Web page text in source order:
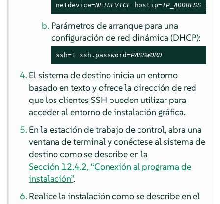
netdevice=NETDEVICE hostip=IP_ADDRESS
Parámetros de arranque para una
configuración de red dinámica (DHCP):
ssh=1 ssh.password=PASSWORD
El sistema de destino inicia un entorno
basado en texto y ofrece la dirección de red
que los clientes SSH pueden utilizar para
acceder al entorno de instalación gráfica.
En la estación de trabajo de control, abra una
ventana de terminal y conéctese al sistema de
destino como se describe en la
Sección 12.4.2, “Conexión al programa de
instalación”.
Realice la instalación como se describe en el